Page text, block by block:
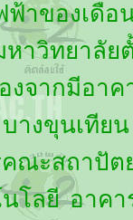
าของเดือ
าวิทยาลั
จากมีอา
างขุนเทีย
รคณะสถ
โลยี อาค